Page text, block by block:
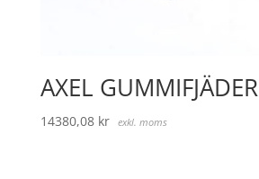
AXEL GUMMIFJÄDER
14380,08 kr exkl. moms